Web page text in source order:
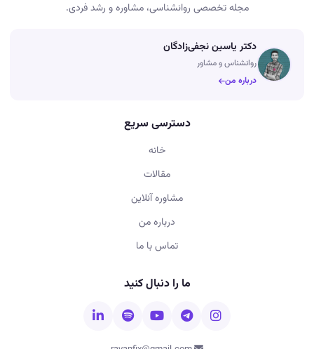
مجله تخصصی روانشناسی، مشاوره و رشد فردی.
دکتر یاسین نجفی‌زادگان
روانشناس و مشاور
درباره من
دسترسی سریع
خانه
مقالات
مشاوره آنلاین
درباره من
تماس با ما
ما را دنبال کنید